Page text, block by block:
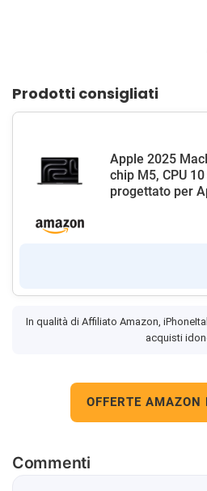
Prodotti consigliati
Apple 2025
chip M5, CPU
progettato per
In qualità di Affiliato Amazon,
acquisti
OFFERTE AMAZON
Commenti